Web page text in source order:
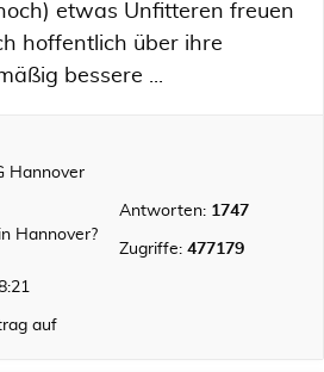
etwas Unfitteren freuen
hoffentlich über ihre
bessere ...
Hannover
Hannover?
Antworten: 1747
Zugriffe: 477179
auf